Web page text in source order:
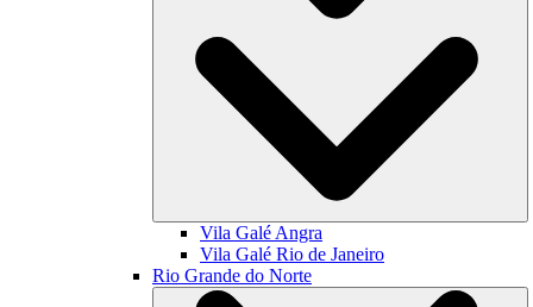
Vila Galé Angra
Vila Galé Rio de Janeiro
Rio Grande do Norte